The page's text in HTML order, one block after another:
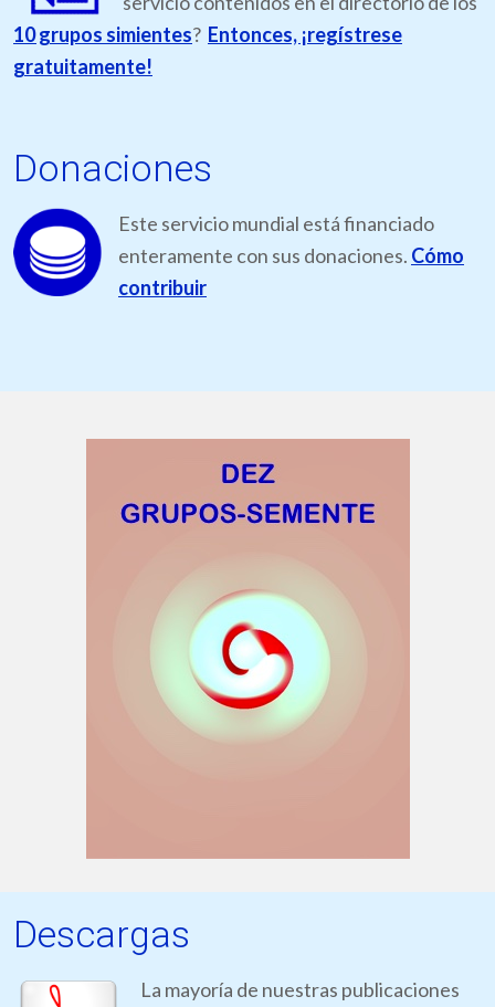
10 grupos simientes? Entonces, ¡regístrese
gratuitamente!
Donaciones
Este servicio mundial está financiado
enteramente con sus donaciones. Cómo
contribuir
Descargas
La mayoría de nuestras publicaciones